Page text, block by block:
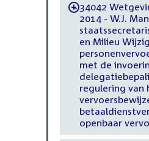
-34042
2014 - W.J.
en Milieu
met de
regulering van
openbaar